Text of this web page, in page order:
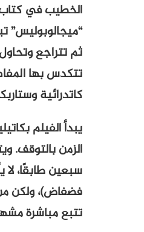
الخطيب في كتاب
ثم تتراجع
تتكدس بها
كاتدرائية
يبدأ الفيلم
الزمن بالتوقف.
سبعين طابقًا، لا
فضفاض)، ولكن
تتبع مباشرة